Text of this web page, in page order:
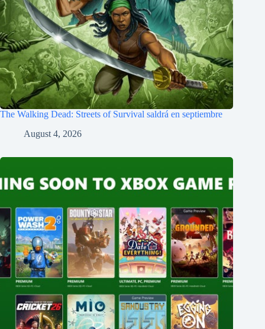
The Walking Dead: Streets of Survival saldrá en septiembre
August 4, 2026